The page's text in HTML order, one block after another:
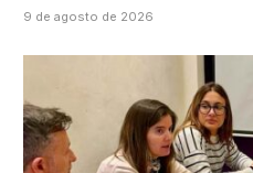
9 de agosto de 2026